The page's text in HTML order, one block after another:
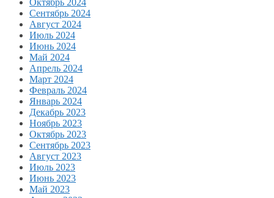
Сентябрь 2024
Август 2024
Июль 2024
Июнь 2024
Май 2024
Апрель 2024
Март 2024
Февраль 2024
Январь 2024
Декабрь 2023
Ноябрь 2023
Октябрь 2023
Сентябрь 2023
Август 2023
Июль 2023
Июнь 2023
Май 2023